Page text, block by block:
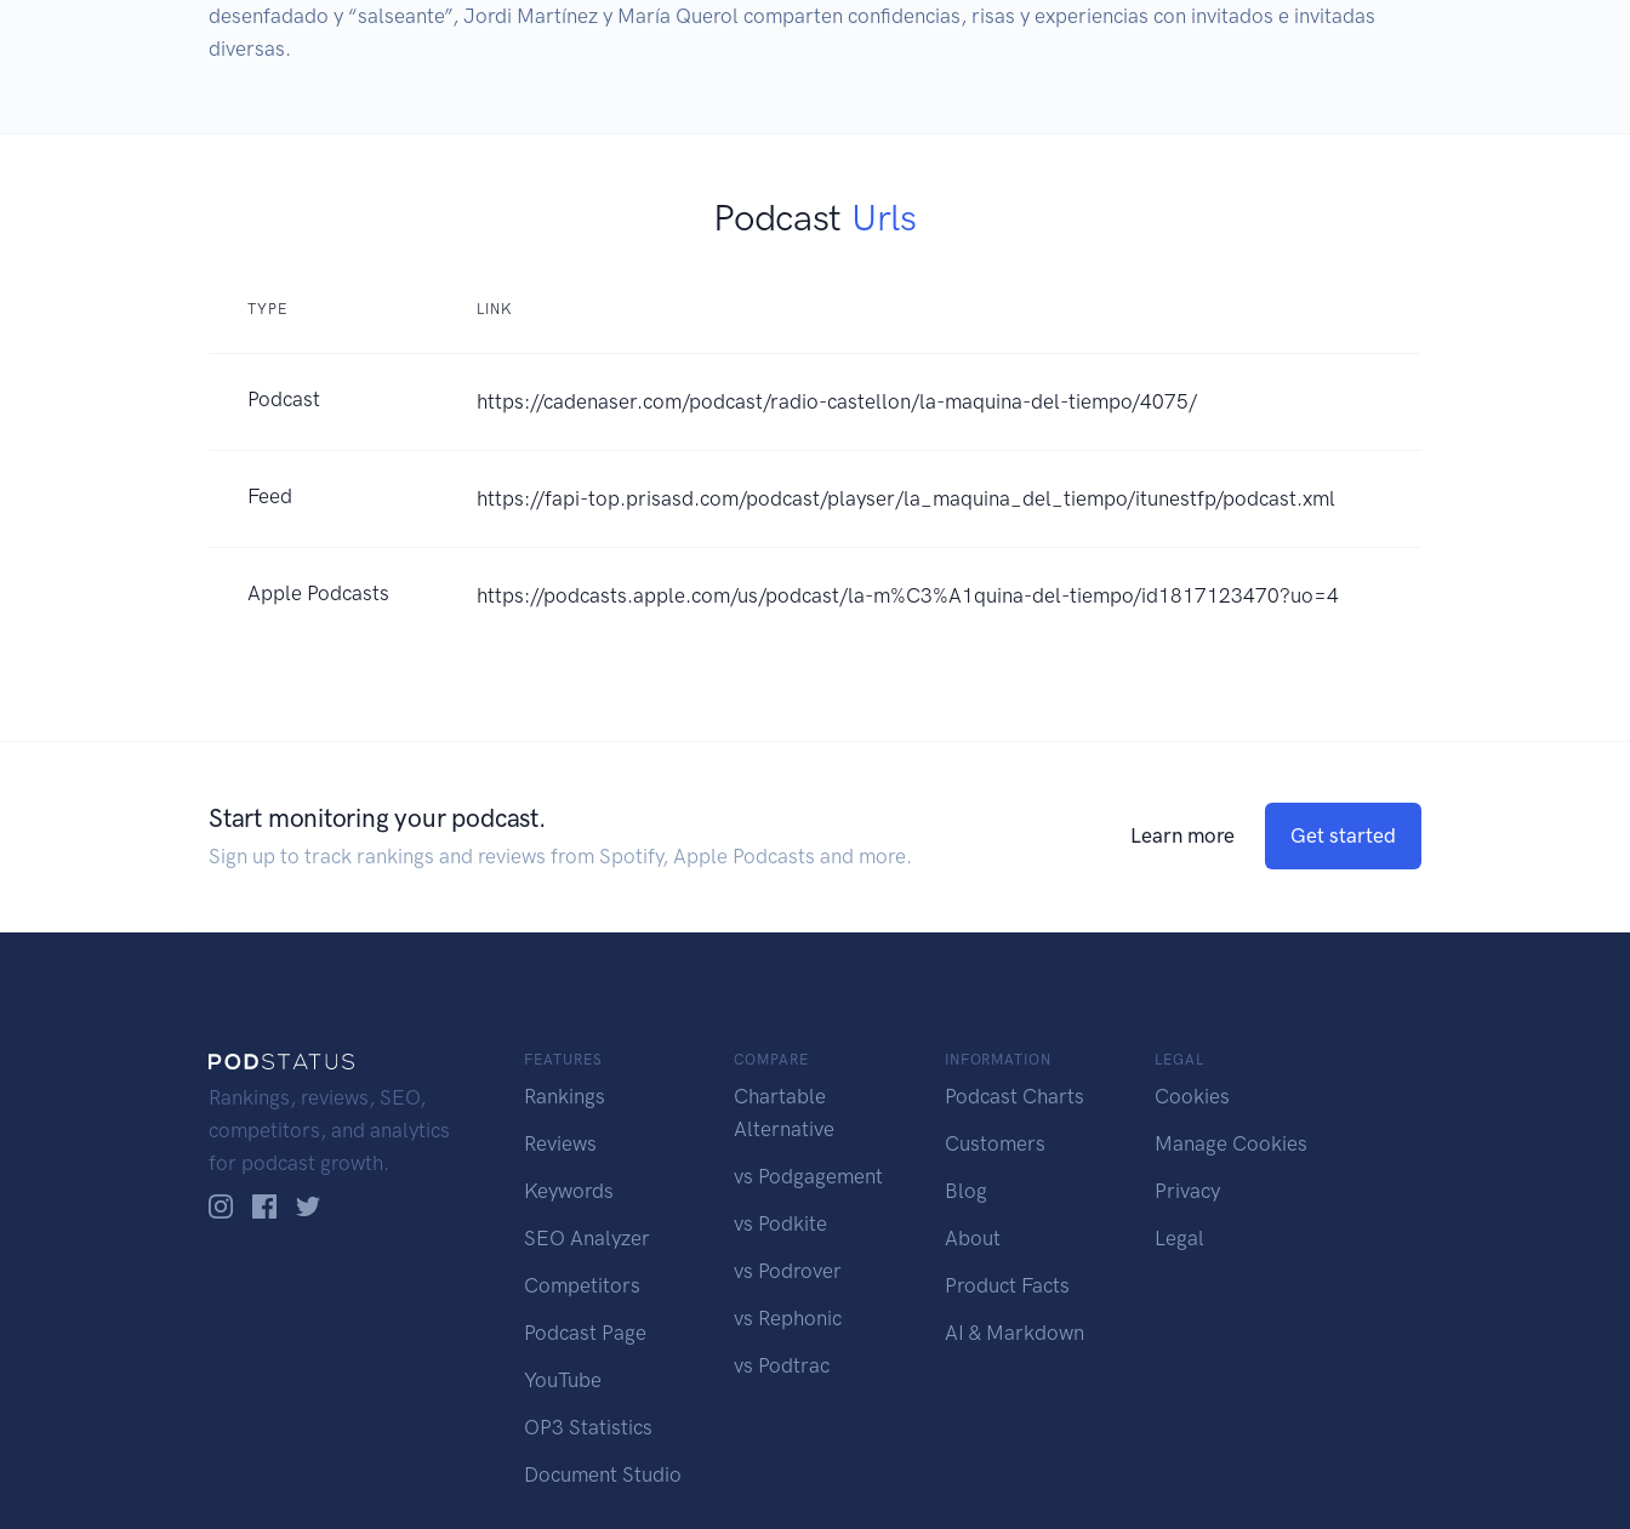
desenfadado y “salseante”, Jordi Martínez y María Querol comparten confidencias, risas y experiencias con invitados e invitadas
diversas.
Podcast Urls
TYPE LINK
Podcast https://cadenaser.com/podcast/radio-castellon/la-maquina-del-tiempo/4075/
Feed https://fapi-top.prisasd.com/podcast/playser/la_maquina_del_tiempo/itunestfp/podcast.xml
Apple Podcasts https://podcasts.apple.com/us/podcast/la-m%C3%A1quina-del-tiempo/id1817123470?uo=4
Start monitoring your podcast.
Sign up to track rankings and reviews from Spotify, Apple Podcasts and more.
Learn more Get started
Rankings, reviews, SEO,
competitors, and analytics
for podcast growth.
FEATURES
Rankings
Reviews
Keywords
SEO Analyzer
Competitors
Podcast Page
YouTube
OP3 Statistics
Document Studio
COMPARE
Chartable
Alternative
vs Podgagement
vs Podkite
vs Podrover
vs Rephonic
vs Podtrac
INFORMATION
Podcast Charts
Customers
Blog
About
Product Facts
AI & Markdown
LEGAL
Cookies
Manage Cookies
Privacy
Legal